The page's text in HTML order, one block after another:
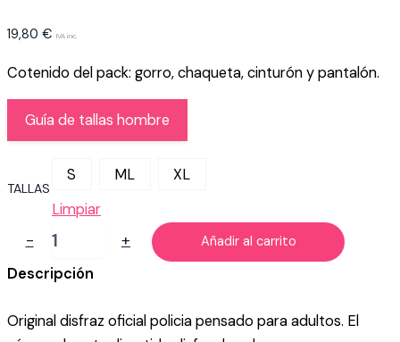
19,80 € IVA inc.
Cotenido del pack: gorro, chaqueta, cinturón y pantalón.
Guía de tallas hombre
TALLAS
S ML
XL
Limpiar
-
DISFRAZ
POLICIA
cantidad
+ Añadir al carrito
Descripción
Original disfraz oficial policia pensado para adultos. El